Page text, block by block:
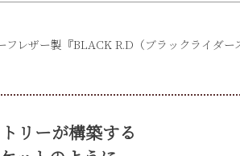
レザー製『BLACK R.D（ブラックライダ
リーが構築する